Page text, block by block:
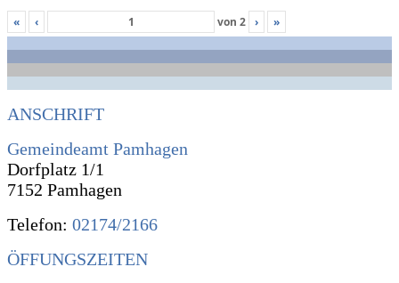
« ‹ von 2 › »
ANSCHRIFT
Gemeindeamt Pamhagen
Dorfplatz 1/1
7152 Pamhagen
Telefon: 02174/2166
ÖFFUNGSZEITEN